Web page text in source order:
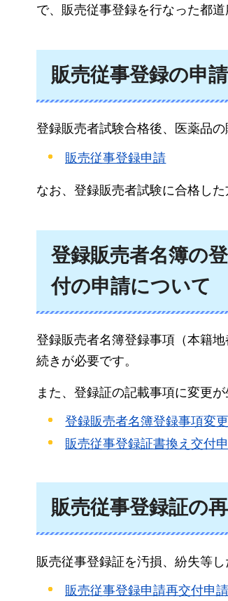
で、販売従事登録を行なった都
販売従事登録の申
登録販売者試験合格後、医薬品
販売従事登録申請
なお、登録販売者試験に合格し
登録販売者名簿の
付の申請について
登録販売者名簿登録事項（本籍
続きが必要です。
また、登録証の記載事項に変更
登録販売者名簿登録事項変
販売従事登録証書換え交付
販売従事登録証の
販売従事登録証を汚損、紛失等
販売従事登録申請再交付申請